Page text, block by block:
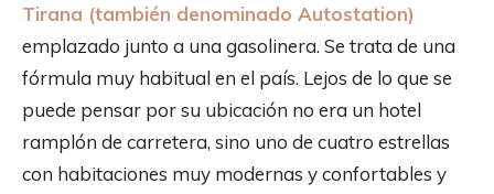
Tirana (también denominado Autostation)
emplazado junto a una gasolinera. Se trata de una
fórmula muy habitual en el país. Lejos de lo que se
puede pensar por su ubicación no era un hotel
ramplón de carretera, sino uno de cuatro estrellas
con habitaciones muy modernas y confortables y